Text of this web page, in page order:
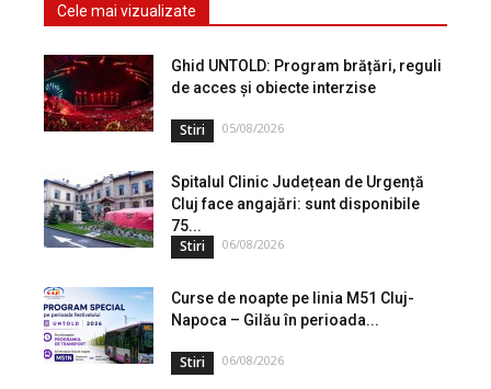
Cele mai vizualizate
Ghid UNTOLD: Program brățări, reguli
de acces și obiecte interzise
Stiri 05/08/2026
Spitalul Clinic Județean de Urgență
Cluj face angajări: sunt disponibile
75...
Stiri 06/08/2026
Curse de noapte pe linia M51 Cluj-
Napoca – Gilău în perioada...
Stiri 06/08/2026